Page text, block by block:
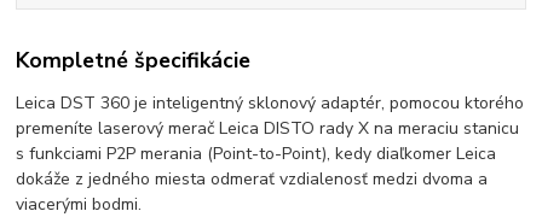
Kompletné špecifikácie
Leica DST 360 je inteligentný sklonový adaptér, pomocou ktorého
premeníte laserový merač Leica DISTO rady X na meraciu stanicu
s funkciami P2P merania (Point-to-Point), kedy diaľkomer Leica
dokáže z jedného miesta odmerať vzdialenosť medzi dvoma a
viacerými bodmi.